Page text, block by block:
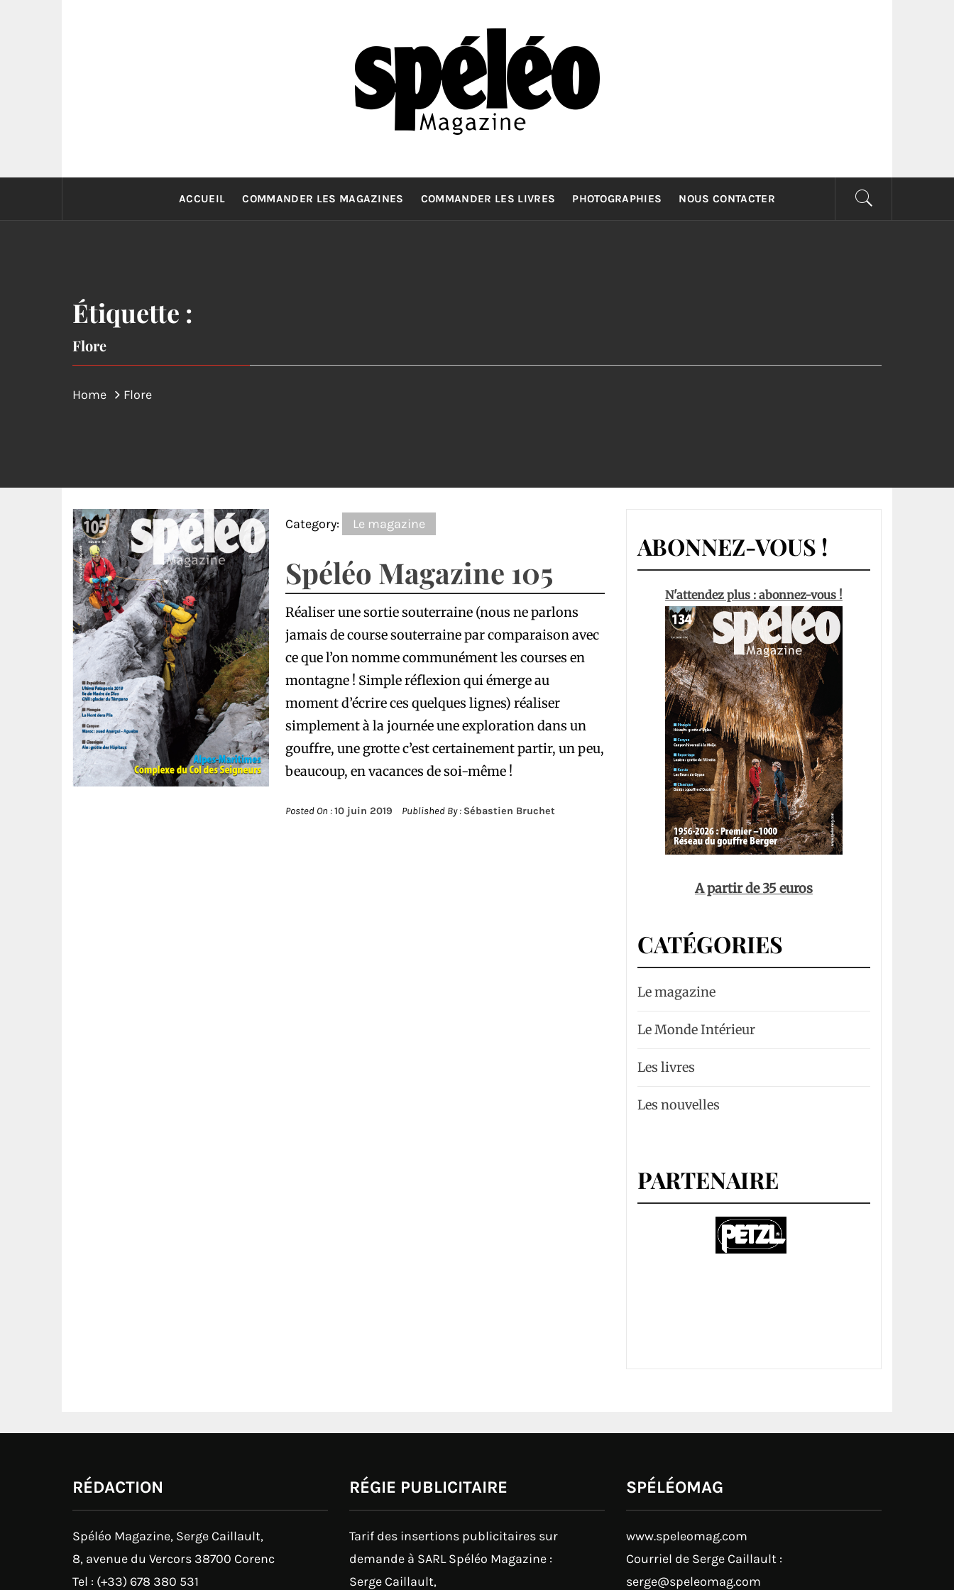
SPELEOMAG
La spéléologie d'exploration Grand Format
ACCUEIL COMMANDER LES MAGAZINES COMMANDER LES LIVRES PHOTOGRAPHIES NOUS CONTACTER
Étiquette :
Flore
Home Flore
Category: Le magazine
Spéléo Magazine 105
Réaliser une sortie souterraine (nous ne parlons
jamais de course souterraine par comparaison avec
ce que l’on nomme communément les courses en
montagne ! Simple réflexion qui émerge au
moment d’écrire ces quelques lignes) réaliser
simplement à la journée une exploration dans un
gouffre, une grotte c’est certainement partir, un peu,
beaucoup, en vacances de soi-même !
Posted On :10 juin 2019 Published By : Sébastien Bruchet
ABONNEZ-VOUS !
N'attendez plus : abonnez-vous !
A partir de 35 euros
CATÉGORIES
Le magazine
Le Monde Intérieur
Les livres
Les nouvelles
PARTENAIRE
RÉDACTION
Spéléo Magazine, Serge Caillault,
8, avenue du Vercors 38700 Corenc
Tel : (+33) 678 380 531
RÉGIE PUBLICITAIRE
Tarif des insertions publicitaires sur
demande à SARL Spéléo Magazine :
Serge Caillault,
SPÉLÉOMAG
www.speleomag.com
Courriel de Serge Caillault :
serge@speleomag.com